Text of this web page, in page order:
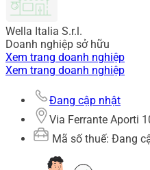
Wella Italia S.r.l.
Doanh nghiệp sở hữu
Xem trang doanh nghiệp
Xem trang doanh nghiệp
Đang cập nhật
Via Ferrante Aporti
Mã số thuế: Đang